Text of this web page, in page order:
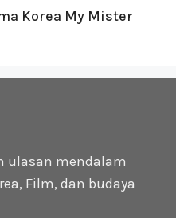
Korea My Mister
ulasan mendalam
Film, dan budaya